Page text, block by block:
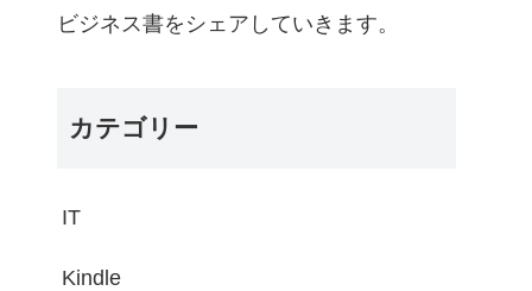
ビジネス書をシェアしていきます。
カテゴリー
IT
Kindle